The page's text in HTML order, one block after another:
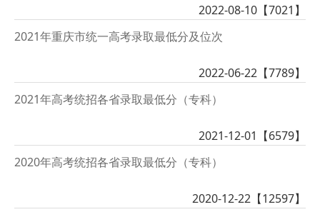
2022-08-10【7021 】
2021年重庆市统一高考录取最低分及位次
2022-06-22【7789】
2021年高考统招各省录取最低分（专科）
2021-12-01【6579】
2020年高考统招各省录取最低分（专科）
2020-12-22【12597】